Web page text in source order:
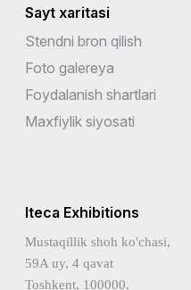
Sayt xaritasi
Stendni bron qilish
Foto galereya
Foydalanish shartlari
Maxfiylik siyosati
Iteca Exhibitions
Mustaqillik shoh ko'chasi,
59A uy, 4 qavat
Toshkent, 100000,